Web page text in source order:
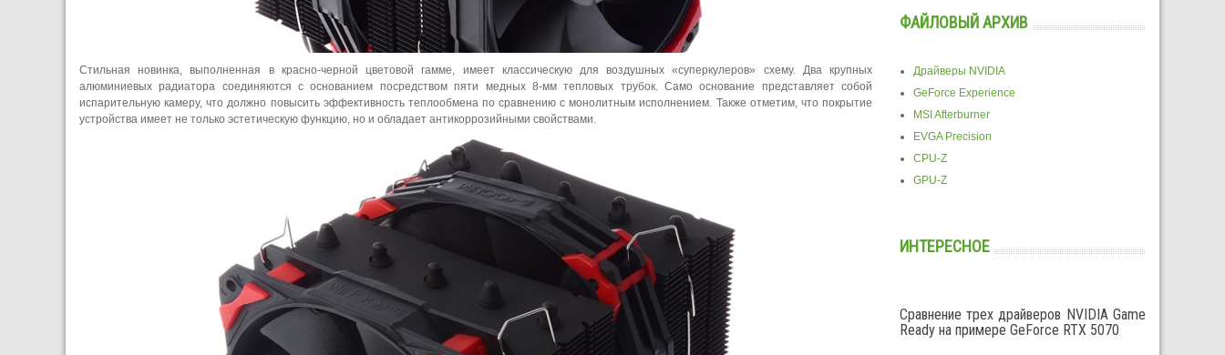
Стильная новинка, выполненная в красно-черной цветовой гамме, имеет классическую для воздушных «суперкулеров» схему. Два крупных
алюминиевых радиатора соединяются с основанием посредством пяти медных 8-мм тепловых трубок. Само основание представляет собой
испарительную камеру, что должно повысить эффективность теплообмена по сравнению с монолитным исполнением. Также отметим, что покрытие
устройства имеет не только эстетическую функцию, но и обладает антикоррозийными свойствами.
ФАЙЛОВЫЙ АРХИВ
Драйверы NVIDIA
GeForce Experience
MSI Afterburner
EVGA Precision
CPU-Z
GPU-Z
ИНТЕРЕСНОЕ
Сравнение трех драйверов NVIDIA Game
Ready на примере GeForce RTX 5070